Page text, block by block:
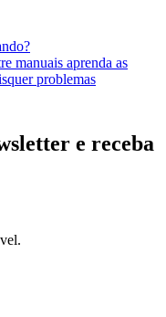
manuais aprenda as
problemas
e receba